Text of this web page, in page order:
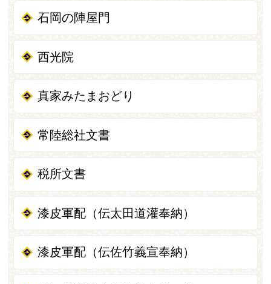
石岡の陣屋門
西光院
真家みたまおどり
常陸総社文書
税所文書
漆皮軍配（伝太田道灌奉納）
漆皮軍配（伝佐竹義宣奉納）